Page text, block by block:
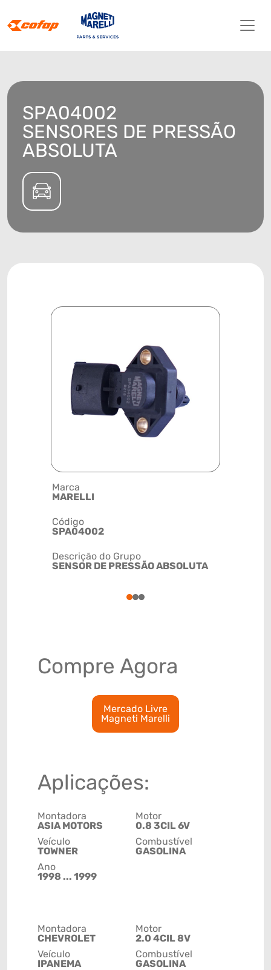
SPA04002
SENSORES DE PRESSÃO
ABSOLUTA
Marca
MARELLI
Código
SPA04002
Descrição do Grupo
SENSOR DE PRESSÃO ABSOLUTA
123
Compre Agora
Mercado Livre
Magneti Marelli
Aplicações:
Montadora
ASIA MOTORS
Veículo
TOWNER
Ano
1998 ... 1999
Motor
0.8 3CIL 6V
Combustível
GASOLINA
Montadora
CHEVROLET
Veículo
IPANEMA
Motor
2.0 4CIL 8V
Combustível
GASOLINA